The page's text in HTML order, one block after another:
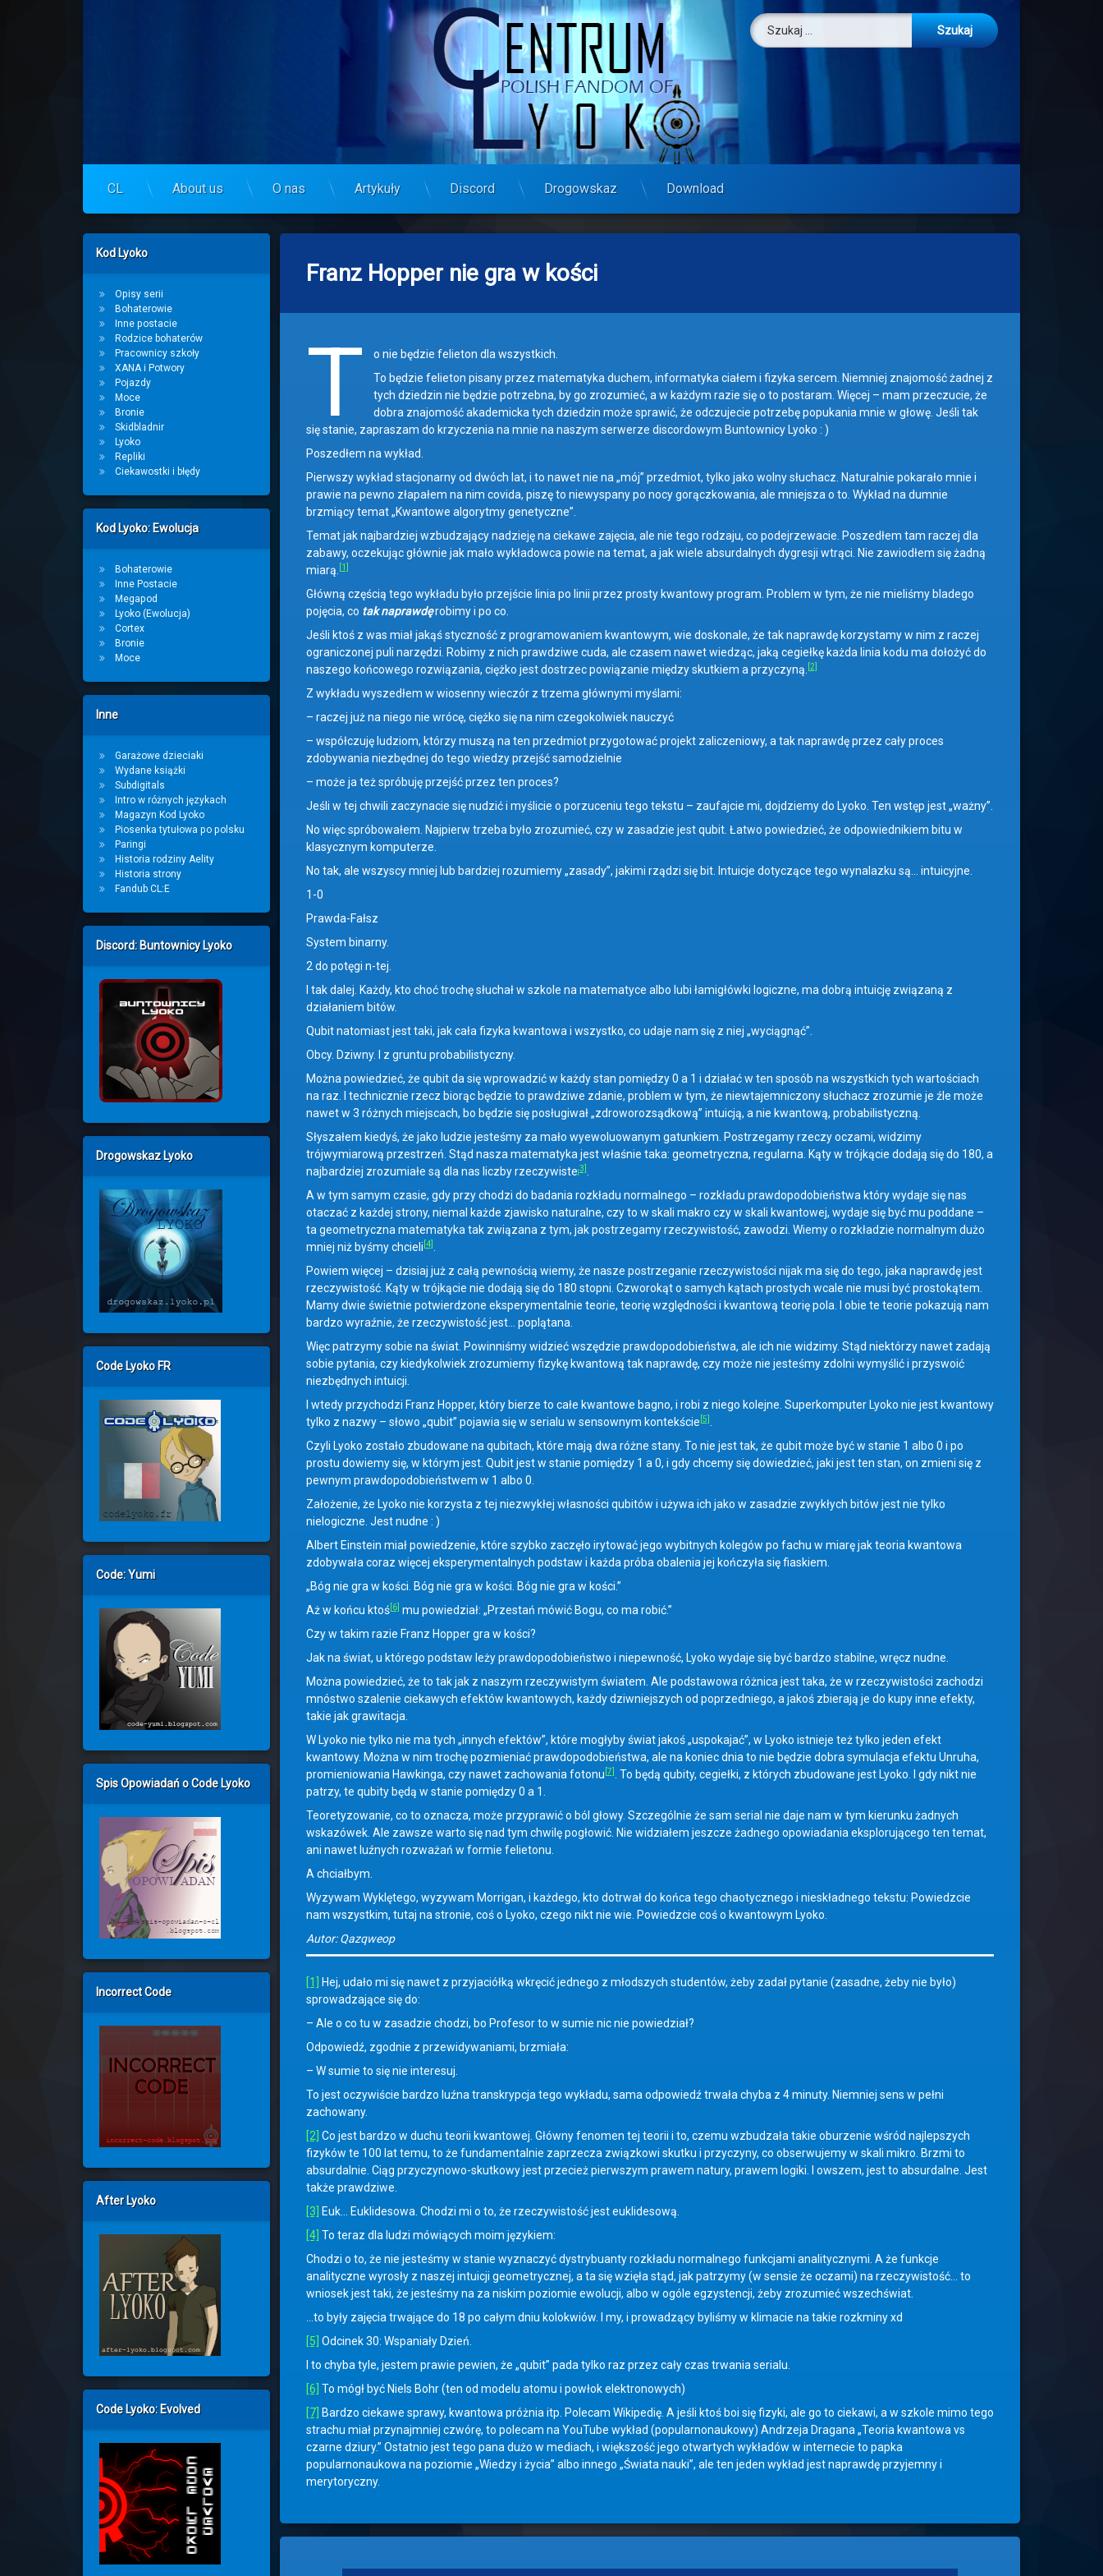
Szukaj:
CL About us O nas Artykuły Discord Drogowskaz Download
Franz Hopper nie gra w kości
T
o nie będzie felieton dla wszystkich.
To będzie felieton pisany przez matematyka duchem, informatyka ciałem i fizyka sercem. Niemniej znajomość żadnej z
tych dziedzin nie będzie potrzebna, by go zrozumieć, a w każdym razie się o to postaram. Więcej – mam przeczucie, że
dobra znajomość akademicka tych dziedzin może sprawić, że odczujecie potrzebę popukania mnie w głowę. Jeśli tak
się stanie, zapraszam do krzyczenia na mnie na naszym serwerze discordowym Buntownicy Lyoko : )
Poszedłem na wykład.
Pierwszy wykład stacjonarny od dwóch lat, i to nawet nie na „mój” przedmiot, tylko jako wolny słuchacz. Naturalnie pokarało mnie i
prawie na pewno złapałem na nim covida, piszę to niewyspany po nocy gorączkowania, ale mniejsza o to. Wykład na dumnie
brzmiący temat „Kwantowe algorytmy genetyczne”.
Temat jak najbardziej wzbudzający nadzieję na ciekawe zajęcia, ale nie tego rodzaju, co podejrzewacie. Poszedłem tam raczej dla
zabawy, oczekując głównie jak mało wykładowca powie na temat, a jak wiele absurdalnych dygresji wtrąci. Nie zawiodłem się żadną
miarą. [1]
Główną częścią tego wykładu było przejście linia po linii przez prosty kwantowy program. Problem w tym, że nie mieliśmy bladego
pojęcia, co tak naprawdęrobimy i po co.
Jeśli ktoś z was miał jakąś styczność z programowaniem kwantowym, wie doskonale, że tak naprawdę korzystamy w nim z raczej
ograniczonej puli narzędzi. Robimy z nich prawdziwe cuda, ale czasem nawet wiedząc, jaką cegiełkę każda linia kodu ma dołożyć do
naszego końcowego rozwiązania, ciężko jest dostrzec powiązanie między skutkiem a przyczyną. [2]
Z wykładu wyszedłem w wiosenny wieczór z trzema głównymi myślami:
– raczej już na niego nie wrócę, ciężko się na nim czegokolwiek nauczyć
– współczuję ludziom, którzy muszą na ten przedmiot przygotować projekt zaliczeniowy, a tak naprawdę przez cały proces
zdobywania niezbędnej do tego wiedzy przejść samodzielnie
– może ja też spróbuję przejść przez ten proces?
Jeśli w tej chwili zaczynacie się nudzić i myślicie o porzuceniu tego tekstu – zaufajcie mi, dojdziemy do Lyoko. Ten wstęp jest „ważny”.
No więc spróbowałem. Najpierw trzeba było zrozumieć, czy w zasadzie jest qubit. Łatwo powiedzieć, że odpowiednikiem bitu w
klasycznym komputerze.
No tak, ale wszyscy mniej lub bardziej rozumiemy „zasady”, jakimi rządzi się bit. Intuicje dotyczące tego wynalazku są… intuicyjne.
1-0
Prawda-Fałsz
System binarny.
2 do potęgi n-tej.
I tak dalej. Każdy, kto choć trochę słuchał w szkole na matematyce albo lubi łamigłówki logiczne, ma dobrą intuicję związaną z
działaniem bitów.
Qubit natomiast jest taki, jak cała fizyka kwantowa i wszystko, co udaje nam się z niej „wyciągnąć”.
Obcy. Dziwny. I z gruntu probabilistyczny.
Można powiedzieć, że qubit da się wprowadzić w każdy stan pomiędzy 0 a 1 i działać w ten sposób na wszystkich tych wartościach
na raz. I technicznie rzecz biorąc będzie to prawdziwe zdanie, problem w tym, że niewtajemniczony słuchacz zrozumie je źle może
nawet w 3 różnych miejscach, bo będzie się posługiwał „zdroworozsądkową” intuicją, a nie kwantową, probabilistyczną.
Słyszałem kiedyś, że jako ludzie jesteśmy za mało wyewoluowanym gatunkiem. Postrzegamy rzeczy oczami, widzimy
trójwymiarową przestrzeń. Stąd nasza matematyka jest właśnie taka: geometryczna, regularna. Kąty w trójkącie dodają się do 180, a
najbardziej zrozumiałe są dla nas liczby rzeczywiste [3]
A w tym samym czasie, gdy przy chodzi do badania rozkładu normalnego – rozkładu prawdopodobieństwa który wydaje się nas
otaczać z każdej strony, niemal każde zjawisko naturalne, czy to w skali makro czy w skali kwantowej, wydaje się być mu poddane –
ta geometryczna matematyka tak związana z tym, jak postrzegamy rzeczywistość, zawodzi. Wiemy o rozkładzie normalnym dużo
mniej niż byśmy chcieli [4]
Powiem więcej – dzisiaj już z całą pewnością wiemy, że nasze postrzeganie rzeczywistości nijak ma się do tego, jaka naprawdę jest
rzeczywistość. Kąty w trójkącie nie dodają się do 180 stopni. Czworokąt o samych kątach prostych wcale nie musi być prostokątem.
Mamy dwie świetnie potwierdzone eksperymentalnie teorie, teorię względności i kwantową teorię pola. I obie te teorie pokazują nam
bardzo wyraźnie, że rzeczywistość jest… poplątana.
Więc patrzymy sobie na świat. Powinniśmy widzieć wszędzie prawdopodobieństwa, ale ich nie widzimy. Stąd niektórzy nawet zadają
sobie pytania, czy kiedykolwiek zrozumiemy fizykę kwantową tak naprawdę, czy może nie jesteśmy zdolni wymyślić i przyswoić
niezbędnych intuicji.
I wtedy przychodzi Franz Hopper, który bierze to całe kwantowe bagno, i robi z niego kolejne. Superkomputer Lyoko nie jest kwantowy
tylko z nazwy – słowo „qubit” pojawia się w serialu w sensownym kontekście [5]
Czyli Lyoko zostało zbudowane na qubitach, które mają dwa różne stany. To nie jest tak, że qubit może być w stanie 1 albo 0 i po
prostu dowiemy się, w którym jest. Qubit jest w stanie pomiędzy 1 a 0, i gdy chcemy się dowiedzieć, jaki jest ten stan, on zmieni się z
pewnym prawdopodobieństwem w 1 albo 0.
Założenie, że Lyoko nie korzysta z tej niezwykłej własności qubitów i używa ich jako w zasadzie zwykłych bitów jest nie tylko
nielogiczne. Jest nudne : )
Albert Einstein miał powiedzenie, które szybko zaczęło irytować jego wybitnych kolegów po fachu w miarę jak teoria kwantowa
zdobywała coraz więcej eksperymentalnych podstaw i każda próba obalenia jej kończyła się fiaskiem.
„Bóg nie gra w kości. Bóg nie gra w kości. Bóg nie gra w kości.”
Aż w końcu ktoś[6] mu powiedział: „Przestań mówić Bogu, co ma robić.”
Czy w takim razie Franz Hopper gra w kości?
Jak na świat, u którego podstaw leży prawdopodobieństwo i niepewność, Lyoko wydaje się być bardzo stabilne, wręcz nudne.
Można powiedzieć, że to tak jak z naszym rzeczywistym światem. Ale podstawowa różnica jest taka, że w rzeczywistości zachodzi
mnóstwo szalenie ciekawych efektów kwantowych, każdy dziwniejszych od poprzedniego, a jakoś zbierają je do kupy inne efekty,
takie jak grawitacja.
W Lyoko nie tylko nie ma tych „innych efektów”, które mogłyby świat jakoś „uspokajać”, w Lyoko istnieje też tylko jeden efekt
kwantowy. Można w nim trochę pozmieniać prawdopodobieństwa, ale na koniec dnia to nie będzie dobra symulacja efektu Unruha,
promieniowania Hawkinga, czy nawet zachowania fotonu [7]
. To będą qubity, cegiełki, z których zbudowane jest Lyoko. I gdy nikt nie
patrzy, te qubity będą w stanie pomiędzy 0 a 1.
Teoretyzowanie, co to oznacza, może przyprawić o ból głowy. Szczególnie że sam serial nie daje nam w tym kierunku żadnych
wskazówek. Ale zawsze warto się nad tym chwilę pogłowić. Nie widziałem jeszcze żadnego opowiadania eksplorującego ten temat,
ani nawet luźnych rozważań w formie felietonu.
A chciałbym.
Wyzywam Wyklętego, wyzywam Morrigan, i każdego, kto dotrwał do końca tego chaotycznego i nieskładnego tekstu: Powiedzcie
nam wszystkim, tutaj na stronie, coś o Lyoko, czego nikt nie wie. Powiedzcie coś o kwantowym Lyoko.
Autor: Qazqweop
[1]
Hej, udało mi się nawet z przyjaciółką wkręcić jednego z młodszych studentów, żeby zadał pytanie (zasadne, żeby nie było)
sprowadzające się do:
– Ale o co tu w zasadzie chodzi, bo Profesor to w sumie nic nie powiedział?
Odpowiedź, zgodnie z przewidywaniami, brzmiała:
– W sumie to się nie interesuj.
To jest oczywiście bardzo luźna transkrypcja tego wykładu, sama odpowiedź trwała chyba z 4 minuty. Niemniej sens w pełni
zachowany.
[2] Co jest bardzo w duchu teorii kwantowej. Główny fenomen tej teorii i to, czemu wzbudzała takie oburzenie wśród najlepszych
fizyków te 100 lat temu, to że fundamentalnie zaprzecza związkowi skutku i przyczyny, co obserwujemy w skali mikro. Brzmi to
absurdalnie. Ciąg przyczynowo-skutkowy jest przecież pierwszym prawem natury, prawem logiki. I owszem, jest to absurdalne. Jest
także prawdziwe.
[3]
Euk… Euklidesowa. Chodzi mi o to, że rzeczywistość jest euklidesową.
[4] To teraz dla ludzi mówiących moim językiem:
Chodzi o to, że nie jesteśmy w stanie wyznaczyć dystrybuanty rozkładu normalnego funkcjami analitycznymi. A że funkcje
analityczne wyrosły z naszej intuicji geometrycznej, a ta się wzięła stąd, jak patrzymy (w sensie że oczami) na rzeczywistość… to
wniosek jest taki, że jesteśmy na za niskim poziomie ewolucji, albo w ogóle egzystencji, żeby zrozumieć wszechświat.
…to były zajęcia trwające do 18 po całym dniu kolokwiów. I my, i prowadzący byliśmy w klimacie na takie rozkminy xd
[5] Odcinek 30: Wspaniały Dzień.
I to chyba tyle, jestem prawie pewien, że „qubit” pada tylko raz przez cały czas trwania serialu.
[6] To mógł być Niels Bohr (ten od modelu atomu i powłok elektronowych)
[7] Bardzo ciekawe sprawy, kwantowa próżnia itp. Polecam Wikipedię. A jeśli ktoś boi się fizyki, ale go to ciekawi, a w szkole mimo tego
strachu miał przynajmniej czwórę, to polecam na YouTube wykład (popularnonaukowy) Andrzeja Dragana „Teoria kwantowa vs
czarne dziury.” Ostatnio jest tego pana dużo w mediach, i większość jego otwartych wykładów w internecie to papka
popularnonaukowa na poziomie „Wiedzy i życia” albo innego „Świata nauki”, ale ten jeden wykład jest naprawdę przyjemny i
merytoryczny.
Left Sidebar
Kod Lyoko
Opisy serii
Bohaterowie
Inne postacie
Rodzice bohaterów
Pracownicy szkoły
XANA i Potwory
Pojazdy
Moce
Bronie
Skidbladnir
Lyoko
Repliki
Ciekawostki i błędy
Kod Lyoko: Ewolucja
Bohaterowie
Inne Postacie
Megapod
Lyoko (Ewolucja)
Cortex
Bronie
Moce
Inne
Garażowe dzieciaki
Wydane książki
Subdigitals
Intro w różnych językach
Magazyn Kod Lyoko
Piosenka tytułowa po polsku
Paringi
Historia rodziny Aelity
Historia strony
Fandub CL:E
Discord: Buntownicy Lyoko
Drogowskaz Lyoko
Code Lyoko FR
Code: Yumi
Spis Opowiadań o Code Lyoko
Incorrect Code
After Lyoko
Code Lyoko: Evolved